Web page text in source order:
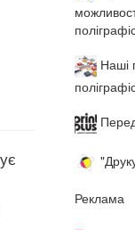
Наші
Реклама